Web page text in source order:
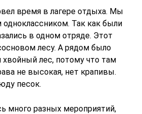
время в лагере отдыха. Мы
одноклассником. Так как были
в одном отряде. Этот
лесу. А рядом было
хвойный лес, потому что там
не высокая, нет крапивы.
песок.
много разных мероприятий,